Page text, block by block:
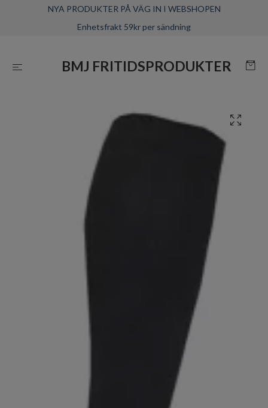
NYA PRODUKTER PÅ VÄG IN I WEBSHOPEN
Enhetsfrakt 59kr per sändning
BMJ FRITIDSPRODUKTER